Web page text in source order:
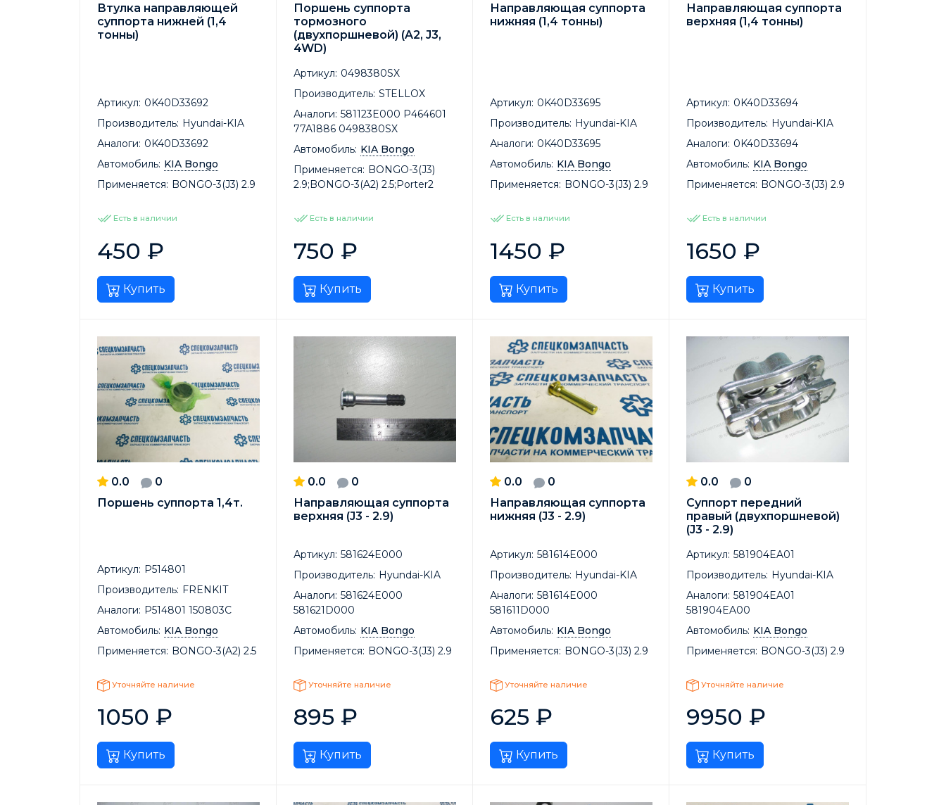
Втулка направляющей
суппорта нижней (1,4
тонны)
Артикул: 0K40D33692
Производитель: Hyundai-KIA
Аналоги: 0K40D33692
Автомобиль: KIA Bongo
Применяется: BONGO-3(J3) 2.9
Есть в наличии
450 ₽
Купить
Поршень суппорта
тормозного
(двухпоршневой) (A2, J3,
4WD)
Артикул: 0498380SX
Производитель: STELLOX
Аналоги: 581123E000 P464601
77A1886 0498380SX
Автомобиль: KIA Bongo
Применяется: BONGO-3(J3)
2.9;BONGO-3(A2) 2.5;Porter2
Есть в наличии
750 ₽
Купить
Направляющая суппорта
нижняя (1,4 тонны)
Артикул: 0K40D33695
Производитель: Hyundai-KIA
Аналоги: 0K40D33695
Автомобиль: KIA Bongo
Применяется: BONGO-3(J3) 2.9
Есть в наличии
1450 ₽
Купить
Направляющая суппорта
верхняя (1,4 тонны)
Артикул: 0K40D33694
Производитель: Hyundai-KIA
Аналоги: 0K40D33694
Автомобиль: KIA Bongo
Применяется: BONGO-3(J3) 2.9
Есть в наличии
1650 ₽
Купить
0.0
0
Поршень суппорта 1,4т.
Артикул: P514801
Производитель: FRENKIT
Аналоги: P514801 150803C
Автомобиль: KIA Bongo
Применяется: BONGO-3(A2) 2.5
Уточняйте наличие
1050 ₽
Купить
0.0
0
Направляющая суппорта
верхняя (J3 - 2.9)
Артикул: 581624E000
Производитель: Hyundai-KIA
Аналоги: 581624E000
581621D000
Автомобиль: KIA Bongo
Применяется: BONGO-3(J3) 2.9
Уточняйте наличие
895 ₽
Купить
0.0
0
Направляющая суппорта
нижняя (J3 - 2.9)
Артикул: 581614E000
Производитель: Hyundai-KIA
Аналоги: 581614E000
581611D000
Автомобиль: KIA Bongo
Применяется: BONGO-3(J3) 2.9
Уточняйте наличие
625 ₽
Купить
0.0
0
Суппорт передний
правый (двухпоршневой)
(J3 - 2.9)
Артикул: 581904EA01
Производитель: Hyundai-KIA
Аналоги: 581904EA01
581904EA00
Автомобиль: KIA Bongo
Применяется: BONGO-3(J3) 2.9
Уточняйте наличие
9950 ₽
Купить